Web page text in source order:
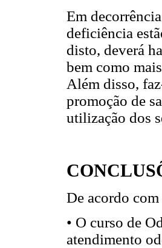
Em
deficiência
disto, deverá
bem como
Além disso,
promoção de
utilização dos
De acordo
• O curso de
atendimento